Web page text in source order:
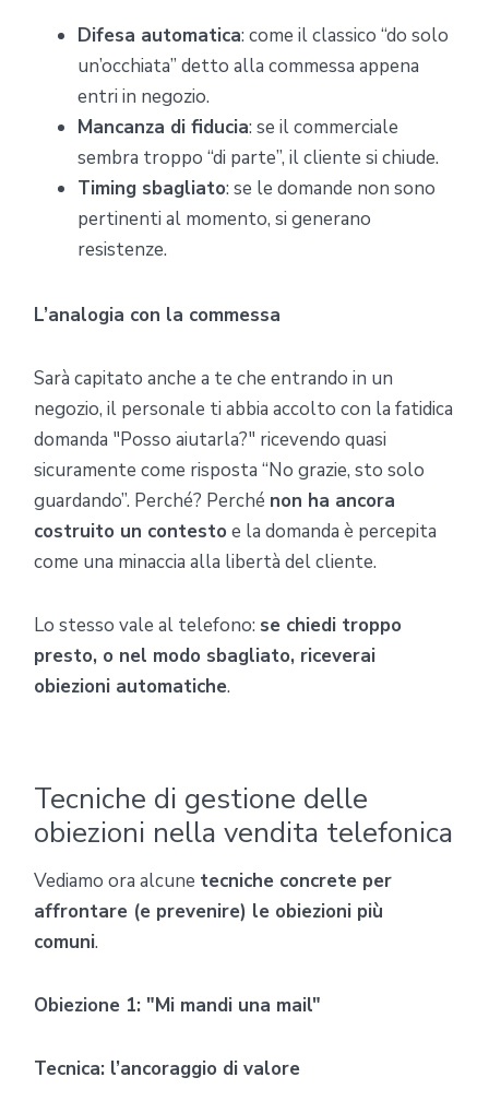
Difesa automatica: come il classico “do solo
un’occhiata” detto alla commessa appena
entri in negozio.
Mancanza di fiducia: se il commerciale
sembra troppo “di parte”, il cliente si chiude.
Timing sbagliato: se le domande non sono
pertinenti al momento, si generano
resistenze.
L’analogia con la commessa
Sarà capitato anche a te che entrando in un
negozio, il personale ti abbia accolto con la fatidica
domanda "Posso aiutarla?" ricevendo quasi
sicuramente come risposta “No grazie, sto solo
guardando”. Perché? Perché non ha ancora
costruito un contesto e la domanda è percepita
come una minaccia alla libertà del cliente.
Lo stesso vale al telefono: se chiedi troppo
presto, o nel modo sbagliato, riceverai
obiezioni automatiche.
Tecniche di gestione delle
obiezioni nella vendita telefonica
Vediamo ora alcune tecniche concrete per
affrontare (e prevenire) le obiezioni più
comuni.
Obiezione 1: "Mi mandi una mail"
Tecnica: l’ancoraggio di valore